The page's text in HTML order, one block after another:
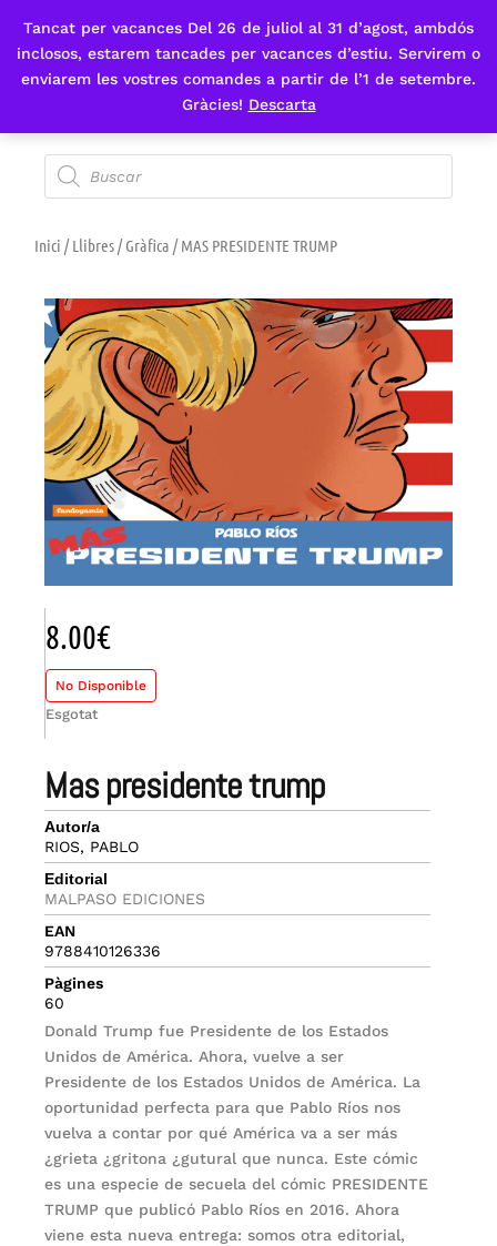
Tancat per vacances Del 26 de juliol al 31 d’agost, ambdós
inclosos, estarem tancades per vacances d’estiu. Servirem o
enviarem les vostres comandes a partir de l’1 de setembre.
Gràcies! Descarta
Fes-te'n sòcia
Inici /Llibres/Gràfica / MAS PRESIDENTE TRUMP
mas presidente trump
Autor/a
RIOS, PABLO
Editorial
MALPASO EDICIONES
EAN
9788410126336
Pàgines
60
Donald Trump fue Presidente de los Estados
Unidos de América. Ahora, vuelve a ser
Presidente de los Estados Unidos de América. La
oportunidad perfecta para que Pablo Ríos nos
vuelva a contar por qué América va a ser más
¿grieta ¿gritona ¿gutural que nunca. Este cómic
es una especie de secuela del cómic PRESIDENTE
TRUMP que publicó Pablo Ríos en 2016. Ahora
viene esta nueva entrega: somos otra editorial,
8.00€
No Disponible
Esgotat